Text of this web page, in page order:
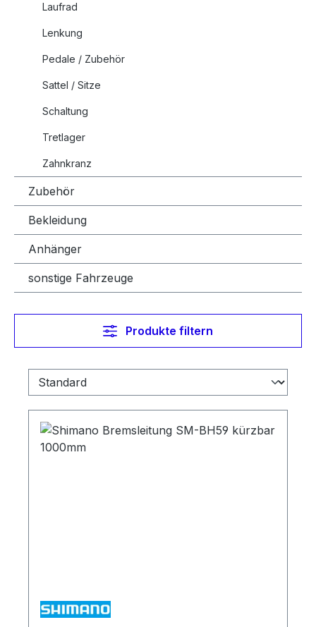
Laufrad
Lenkung
Pedale / Zubehör
Sattel / Sitze
Schaltung
Tretlager
Zahnkranz
Zubehör
Bekleidung
Anhänger
sonstige Fahrzeuge
Produkte filtern